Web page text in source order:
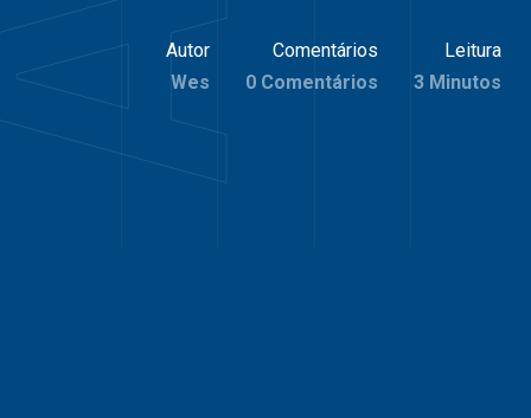
Autor
Wes
Comentários
0 Comentários
Leitura
3 Minutos